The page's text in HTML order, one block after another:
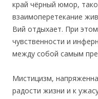
край чёрный юмор,
взаимоперетекание
Вий отдыхает. При
чувственности и
между собой самым
Мистицизм,
радости жизни и к